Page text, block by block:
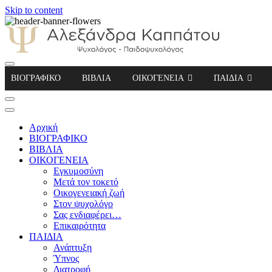
Skip to content
Αλεξάνδρα Καππάτου Ψυχολόγος –
ΒΙΟΓΡΑΦΙΚΟ ΒΙΒΛΙΑ ΟΙΚΟΓΕΝΕΙΑ ΠΑΙΔΙΑ
Αρχική
ΒΙΟΓΡΑΦΙΚΟ
ΒΙΒΛΙΑ
ΟΙΚΟΓΕΝΕΙΑ
Εγκυμοσύνη
Μετά τον τοκετό
Οικογενειακή ζωή
Στον ψυχολόγο
Σας ενδιαφέρει…
Επικαιρότητα
ΠΑΙΔΙΑ
Ανάπτυξη
Ύπνος
Διατροφή